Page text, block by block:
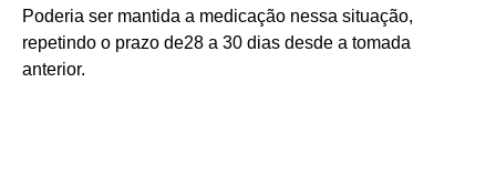
Poderia ser mantida a medicação nessa situação,
repetindo o prazo de28 a 30 dias desde a tomada
anterior.